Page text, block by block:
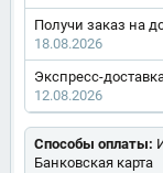
Получи заказ на
18.08.2026
Экспресс-
12.08.2026
Способы оплаты:
Банковская карта